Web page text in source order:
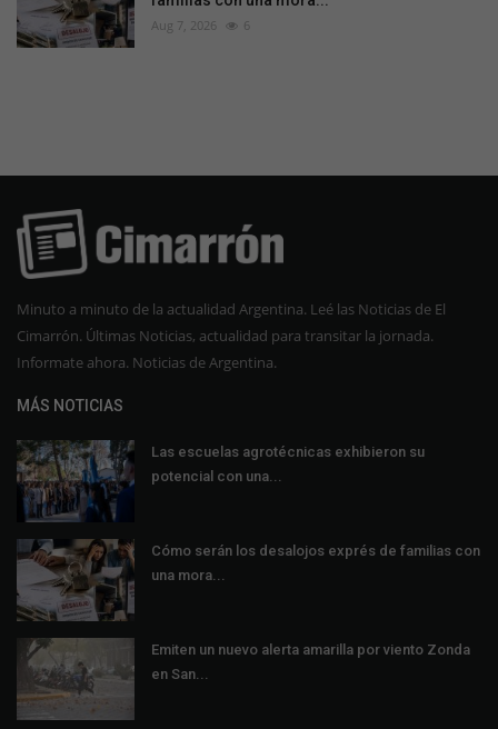
Aug 7, 2026 6
Minuto a minuto de la actualidad Argentina. Leé las Noticias de El
Cimarrón. Últimas Noticias, actualidad para transitar la jornada.
Informate ahora. Noticias de Argentina.
MÁS NOTICIAS
Las escuelas agrotécnicas exhibieron su
potencial con una...
Cómo serán los desalojos exprés de familias con
una mora...
Emiten un nuevo alerta amarilla por viento Zonda
en San...